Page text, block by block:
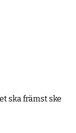
ska främst ske